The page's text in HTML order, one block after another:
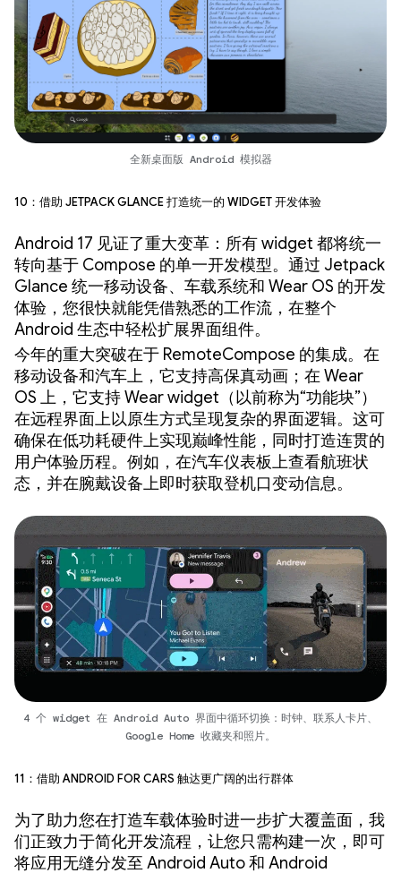
全新桌面版 Android 模拟器
10：借助 Jetpack Glance 打造统一的 widget 开发体验
Android 17 见证了重大变革：所有 widget 都将统一
转向基于 Compose 的单一开发模型。通过 Jetpack
Glance 统一移动设备、车载系统和 Wear OS 的开发
体验，您很快就能凭借熟悉的工作流，在整个
Android 生态中轻松扩展界面组件。
今年的重大突破在于 RemoteCompose 的集成。在
移动设备和汽车上，它支持高保真动画；在 Wear
OS 上，它支持 Wear widget（以前称为“功能块”）
在远程界面上以原生方式呈现复杂的界面逻辑。这可
确保在低功耗硬件上实现巅峰性能，同时打造连贯的
用户体验历程。例如，在汽车仪表板上查看航班状
态，并在腕戴设备上即时获取登机口变动信息。
4 个 widget 在 Android Auto 界面中循环切换：时钟、联系人卡片、
Google Home 收藏夹和照片。
11：借助 Android for Cars 触达更广阔的出行群体
为了助力您在打造车载体验时进一步扩大覆盖面，我
们正致力于简化开发流程，让您只需构建一次，即可
将应用无缝分发至 Android Auto 和 Android